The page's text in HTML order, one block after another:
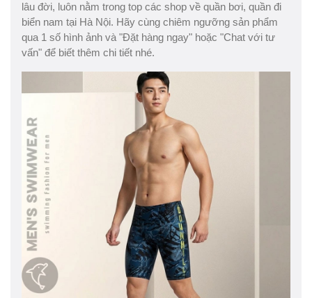
lâu đời, luôn nằm trong top các shop về quần bơi, quần đi
biển nam tại Hà Nội. Hãy cùng chiêm ngưỡng sản phẩm
qua 1 số hình ảnh và "Đặt hàng ngay" hoặc "Chat với tư
vấn" để biết thêm chi tiết nhé.